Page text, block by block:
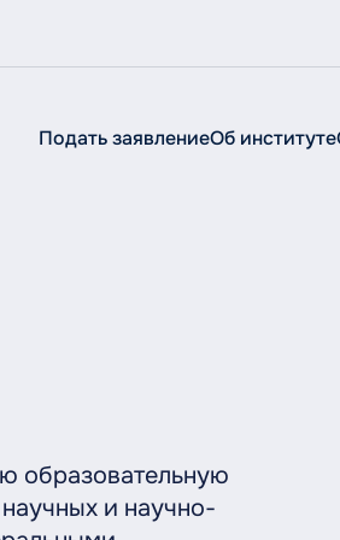
Подать заявлениеОб институте
образовательную
и научно-